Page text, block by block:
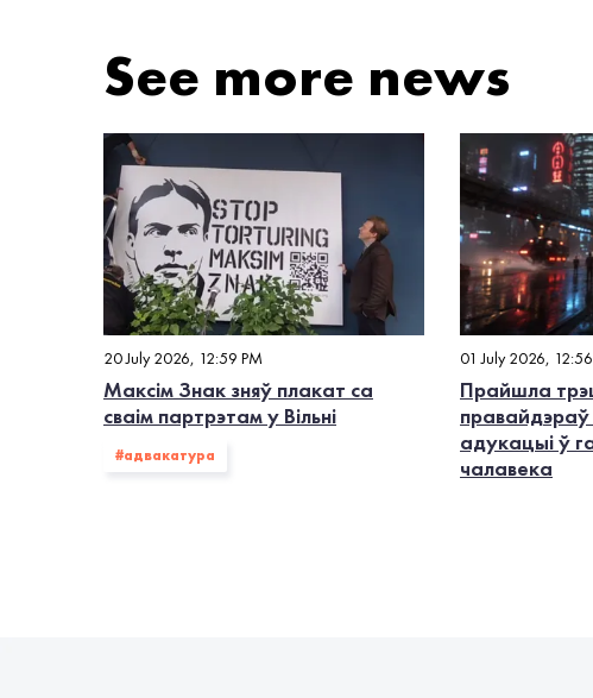
See more news
20 July 2026, 12:59 PM
Максім Знак зняў плакат са
сваім партрэтам у Вільні
#адвакатура
01 July 2026,
Прайшла
адукацыі ў
чалавека